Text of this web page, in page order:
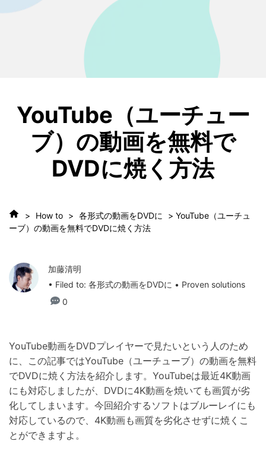
YouTube（ユーチュー
ブ）の動画を無料で
DVDに焼く方法
> How to > 各形式の動画をDVDに
> YouTube（ユーチュ
ーブ）の動画を無料でDVDに焼く方法
加藤清明
• Filed to: 各形式の動画をDVDに • Proven solutions
0
YouTube動画をDVDプレイヤーで見たいという人のため
に、この記事ではYouTube（ユーチューブ）の動画を無料
でDVDに焼く方法を紹介します。YouTubeは最近4K動画
にも対応しましたが、DVDに4K動画を焼いても画質が劣
化してしまいます。今回紹介するソフトはブルーレイにも
対応しているので、4K動画も画質を劣化させずに焼くこ
とができますよ。